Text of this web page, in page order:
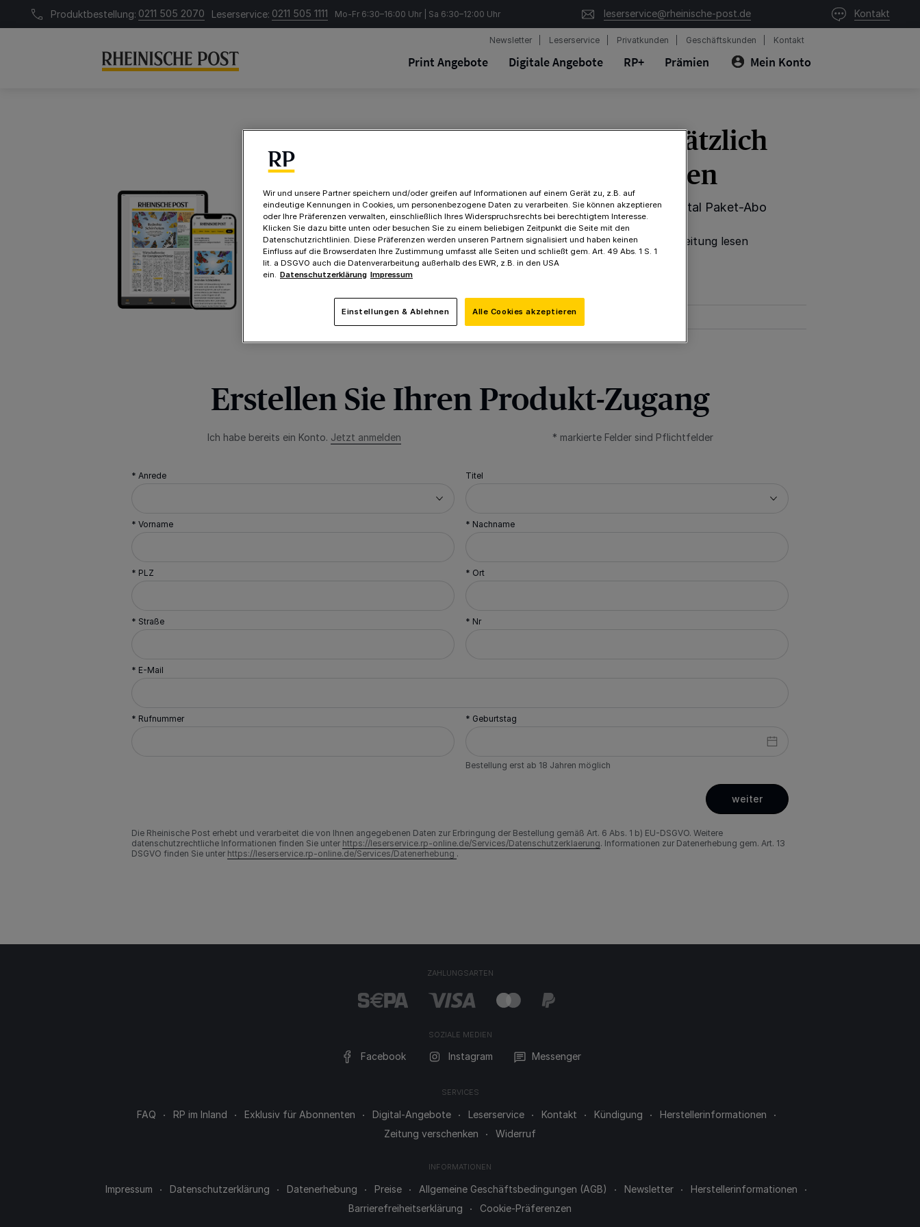
Produktbestellung: 0211 505 2070 Leserservice: 0211 505 1111 Mo-Fr 6:30–16:00 Uhr | Sa 6:30–12:00 Uhr leserservice@rheinische-post.de Kontakt
Newsletter Leserservice Privatkunden Geschäftskunden Kontakt
Print Angebote Digitale Angebote RP+ Prämien Mein Konto
Samstag zusätzlich
gedruckt lesen
zu Ihrem bestehenden Digital Paket-Abo
Samstags die gedruckte Zeitung lesen
keine langfristige Bindung
Nur 5,00 € pro Monat
Erstellen Sie Ihren Produkt-Zugang
Ich habe bereits ein Konto. Jetzt anmelden * markierte Felder sind Pflichtfelder
* Anrede Titel
* Vorname * Nachname
* PLZ * Ort
* Straße * Nr
* E-Mail
* Rufnummer * Geburtstag
Bestellung erst ab 18 Jahren möglich
weiter
Die Rheinische Post erhebt und verarbeitet die von Ihnen angegebenen Daten zur Erbringung der Bestellung gemäß Art. 6 Abs. 1 b) EU-DSGVO. Weitere
datenschutzrechtliche Informationen finden Sie unter https://leserservice.rp-online.de/Services/Datenschutzerklaerung. Informationen zur Datenerhebung gem. Art. 13
DSGVO finden Sie unter https://leserservice.rp-online.de/Services/Datenerhebung .
ZAHLUNGSARTEN
SOZIALE MEDIEN
Facebook Instagram Messenger
SERVICES
FAQ RP im Inland Exklusiv für Abonnenten Digital-Angebote Leserservice Kontakt Kündigung
Herstellerinformationen
Zeitung verschenken
Widerruf
INFORMATIONEN
Impressum Datenschutzerklärung Datenerhebung Preise Allgemeine Geschäftsbedingungen (AGB) Newsletter
Herstellerinformationen
Barrierefreiheitserklärung
Cookie-Präferenzen
Wir und unsere Partner speichern und/oder greifen auf Informationen auf einem Gerät zu, z.B. auf
eindeutige Kennungen in Cookies, um personenbezogene Daten zu verarbeiten. Sie können akzeptieren
oder Ihre Präferenzen verwalten, einschließlich Ihres Widerspruchsrechts bei berechtigtem Interesse.
Klicken Sie dazu bitte unten oder besuchen Sie zu einem beliebigen Zeitpunkt die Seite mit den
Datenschutzrichtlinien. Diese Präferenzen werden unseren Partnern signalisiert und haben keinen
Einfluss auf die Browserdaten Ihre Zustimmung umfasst alle Seiten und schließt gem. Art. 49 Abs. 1 S. 1
lit. a DSGVO auch die Datenverarbeitung außerhalb des EWR, z.B. in den USA
ein.
Datenschutzerklärung Impressum
Einstellungen & Ablehnen Alle Cookies akzeptieren